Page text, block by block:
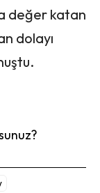
değer katan
dolayı